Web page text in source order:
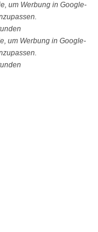
um Werbung in Google-
um Werbung in Google-